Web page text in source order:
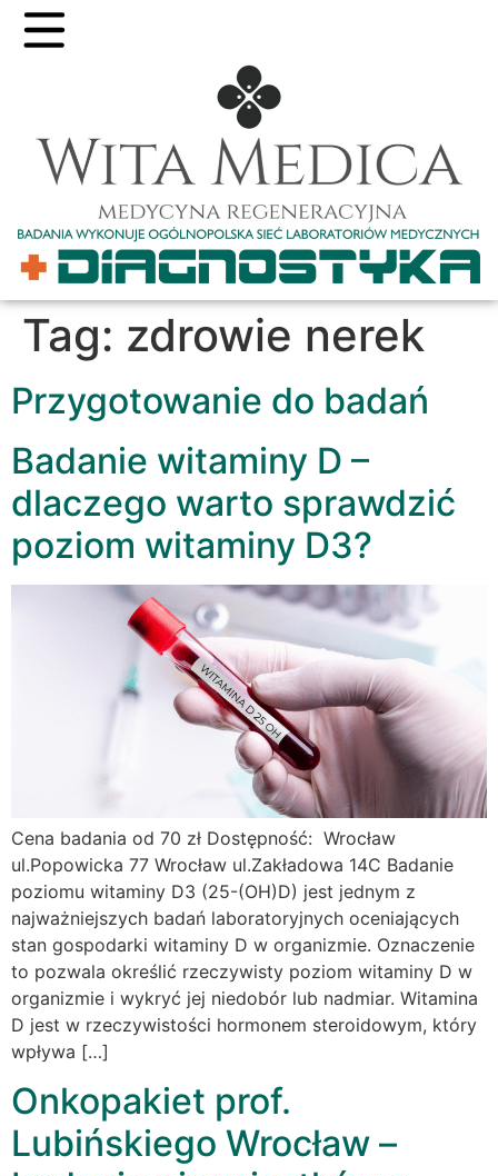
Tag: zdrowie nerek
Przygotowanie do badań
Badanie witaminy D –
dlaczego warto sprawdzić
poziom witaminy D3?
Cena badania od 70 zł Dostępność: Wrocław
ul.Popowicka 77 Wrocław ul.Zakładowa 14C Badanie
poziomu witaminy D3 (25-(OH)D) jest jednym z
najważniejszych badań laboratoryjnych oceniających
stan gospodarki witaminy D w organizmie. Oznaczenie
to pozwala określić rzeczywisty poziom witaminy D w
organizmie i wykryć jej niedobór lub nadmiar. Witamina
D jest w rzeczywistości hormonem steroidowym, który
wpływa […]
Onkopakiet prof.
Lubińskiego Wrocław –